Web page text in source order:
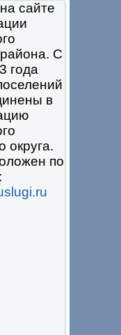
сайте
С
года
в
округа.
по